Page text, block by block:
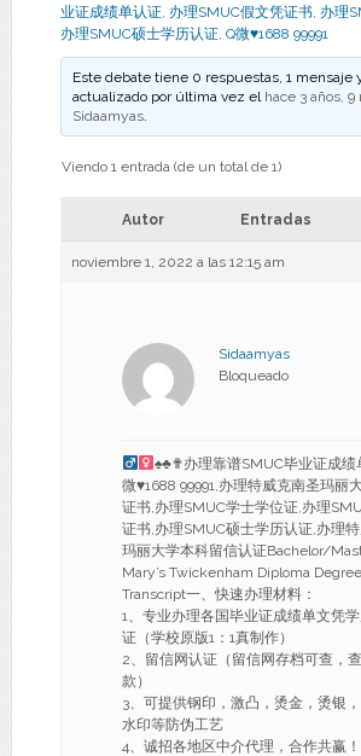
业证成绩单认证, 办理SMUC假文凭证书, 办理
办理SMUC硕士学历认证, Q微♥1688 99991
Este debate tiene 0 respuestas, 1 mensaje
actualizado por última vez el hace 3 años,
Sidaamyas.
Viendo 1 entrada (de un total de 1)
Autor Entradas
noviembre 1, 2022 a las 12:15 am
Sidaamyas
Bloqueado
♠♣✟办理靠谱SMUC毕业证成绩
微♥1688 99991,办理特威克南圣玛丽
证书,办理SMUC学士学位证,办理
证书,办理SMUC硕士学历认证,办理
玛丽大学本科留信认证Bachelor/
Mary’s Twickenham Diploma Degree
Transcript一、快速办理材料：
1、专业办理各国毕业证成绩单文凭
证（学校原版1：1真制作）
2、留信网认证（留信网存档可查，
款）
3、可提供钢印，激凸，烫金，烫银，
水印等防伪工艺
4、诚招各地区中介代理，合作共赢